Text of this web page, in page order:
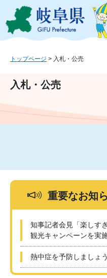
ジ
ュ
文
このペ
トップページ > 入札・公売
入札・公売
重要なお知
知事記者会見「楽しす
観光キャンペーンを実
熱中症を予防しましょう